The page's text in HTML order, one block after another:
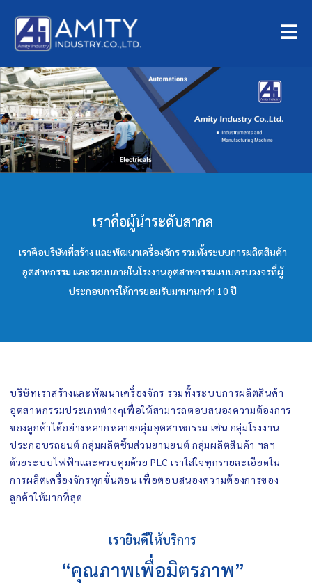
เราคือผู้นำระดับสากล
เราคือบริษัทที่สร้าง และพัฒนาเครื่องจักร รวมทั้งระบบการผลิตสินค้า
อุตสาหกรรม และระบบภายในโรงงานอุตสาหกรรมแบบครบวงจรที่ผู้
ประกอบการให้การยอมรับมานานกว่า 10 ปี
บริษัทเราสร้างและพัฒนาเครื่องจักร รวมทั้งระบบการผลิตสินค้า
อุตสาหกรรมประเภทต่างๆเพื่อให้สามารถตอบสนองความต้องการ
ของลูกค้าได้อย่างหลากหลายกลุ่มอุตสาหกรรม เช่น กลุ่มโรงงาน
ประกอบรถยนต์ กลุ่มผลิตชิ้นส่วนยานยนต์ กลุ่มผลิตสินค้า ฯลฯ
ด้วยระบบไฟฟ้าและควบคุมด้วย PLC เราใส่ใจทุกรายละเอียดใน
การผลิตเครื่องจักรทุกขั้นตอน เพื่อตอบสนองความต้องการของ
ลูกค้าให้มากที่สุด
เรายินดีให้บริการ
“คุณภาพเพื่อมิตรภาพ”